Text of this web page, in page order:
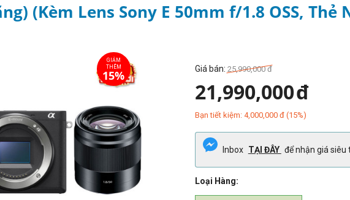
(Kèm Lens Sony E 50mm f/1.8 OSS, Thẻ
Giá bán: 25,990,000 đ
21,990,000đ
Bạn tiết kiệm: 4,000,000đ(15%)
Inbox TẠI ĐÂY để nhận giá siêu
Loại Hàng: